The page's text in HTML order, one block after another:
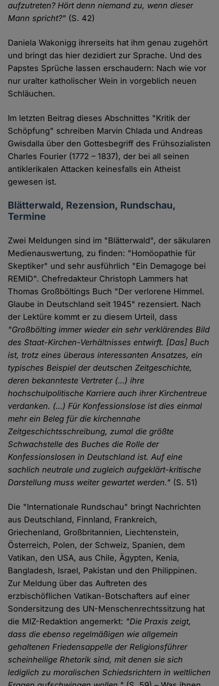
aufzutreten? Hört denn niemand zu, wenn dieser
Mann spricht?" (S. 42)
Daniela Wakonigg ihrerseits hat ihm genau zugehört
und bringt das hier dezidiert zur Sprache. Und des
Papstes Sprüche lassen erschaudern: Nach wie vor
nur uralter katholischer Wein in vorgeblich neuen
Schläuchen.
Im letzten Beitrag dieses Abschnittes "Kritik der
Schöpfung" schreiben Marvin Chlada und Andreas
Gwisdalla über den Gottesbegriff des Frühsozialisten
Charles Fourier (1772 – 1837), der bei all seinen
antiklerikalen Attacken keinesfalls ein Atheist
gewesen ist.
Blätterwald, Rezension, Rundschau,
Termine
Zwei Meldungen sind im "Blätterwald", der säkularen
Medienauswertung, zu finden: "Homöopathie für
Skeptiker" und sehr ausführlich "Ein Demagoge bei
REMID". Chefredakteur Christoph Lammers hat
Thomas Großböltings Buch "Der verlorene Himmel.
Glaube in Deutschland seit 1945" rezensiert. Nach
der Lektüre kommt er zu diesem Urteil, dass
"Großbölting immer wieder ein sehr verklärendes Bild
des Staat-Kirchen-Verhältnisses entwirft. [Das] Buch
ist, trotz eines überaus interessanten Ansatzes, ein
typisches Beispiel der deutschen Zeitgeschichte,
deren bekannteste Vertreter (…) ihre
hochschulpolitische Karriere auch ihrer Kirchentreue
verdanken. (…) Für Konfessionslose ist dies einmal
mehr ein Beleg für die kirchennahe
Zeitgeschichtsschreibung, zumal die größte
Schwachstelle des Buches die Rolle der
Konfessionslosen in Deutschland ist. Auf eine
sachlich neutrale und zugleich aufgeklärt-kritische
Darstellung muss weiter gewartet werden." (S. 51)
Die "Internationale Rundschau" bringt Nachrichten
aus Deutschland, Finnland, Frankreich,
Griechenland, Großbritannien, Liechtenstein,
Österreich, Polen, der Schweiz, Spanien, dem
Vatikan, den USA, aus Chile, Ägypten, Kenia,
Bangladesh, Israel, Pakistan und den Philippinen.
Zur Meldung über das Auftreten des
erzbischöflichen Vatikan-Botschafters auf einer
Sondersitzung des UN-Menschenrechtssitzung hat
die MIZ-Redaktion angemerkt: "Die Praxis zeigt,
dass die ebenso regelmäßigen wie allgemein
gehaltenen Friedensappelle der Religionsführer
scheinheilige Rhetorik sind, mit denen sie sich
lediglich zu moralischen Schiedsrichtern in weltlichen